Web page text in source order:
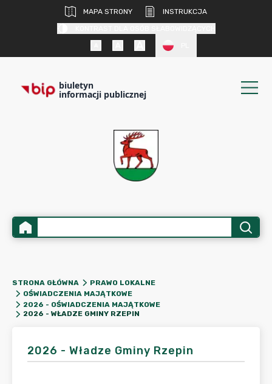
MAPA STRONY
INSTRUKCJA
biuletyn
informacji publicznej
STRONA GŁÓWNA
PRAWO LOKALNE
OŚWIADCZENIA MAJĄTKOWE
2026 - OŚWIADCZENIA MAJĄTKOWE
2026 - WŁADZE GMINY RZEPIN
2026 - Władze Gminy Rzepin